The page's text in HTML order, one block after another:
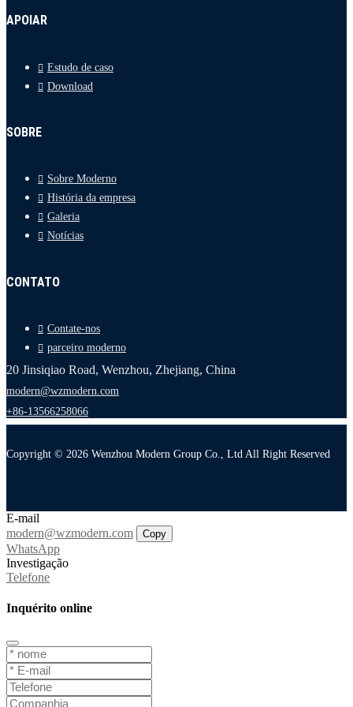
APOIAR
Estudo de caso
Download
SOBRE
Sobre Moderno
História da empresa
Galeria
Notícias
CONTATO
Contate-nos
parceiro moderno
20 Jinsiqiao Road, Wenzhou, Zhejiang, China
modern@wzmodern.com
+86-13566258066
Copyright © 2026 Wenzhou Modern Group Co., Ltd All Right Reserved
E-mail
modern@wzmodern.com
Copy
WhatsApp
Investigação
Telefone
Inquérito online